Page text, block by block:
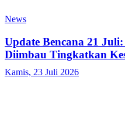
News
Update Bencana 21
Diimbau Tingkatkan
Kamis, 23 Juli 2026